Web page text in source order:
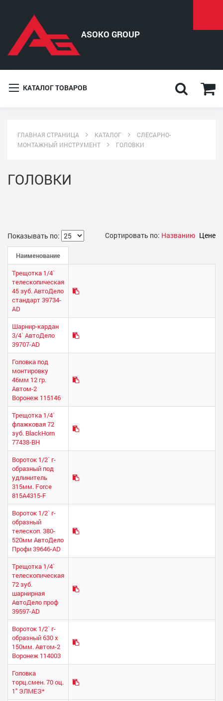
КАТАЛОГ ТОВАРОВ
ГЛАВНАЯ СТРАНИЦА КАТАЛОГ
СЛЕСАРНО-
МОНТАЖНЫЙ ИНСТРУМЕНТ
ГОЛОВКИ
ГОЛОВКИ
Показывать по: Сортировать по: Названию Цене
Наименование
Трещотка 1/4`
телескопическая
45 зуб. АвтоДело
стандарт 39734-
AD
Шарнир-кардан
3/4` АвтоДело
39707-AD
Головка под
монтировку
46мм 12 гр.
Автом-2
Воронеж 115146
Трещотка 1/4`
флажковая 72
зуб. BlackHorn
77438-BH
Вороток 1/2` г-
образный под
удлинитель
315мм. Force
815A4315-F
Вороток 1/2` г-
образный
телескоп. 380-
520мм АвтоДело
Профи 39646-AD
Трещотка 1/4`
телескопическая
72 зуб.
шарнирная
АвтоДело проф
39597-AD
Вороток 1/2` г-
образный 630 х
150мм. Автом-2
Воронеж 114003
Головка
торц.смен. 70 оц.
1" ЭЛМЕЗ*